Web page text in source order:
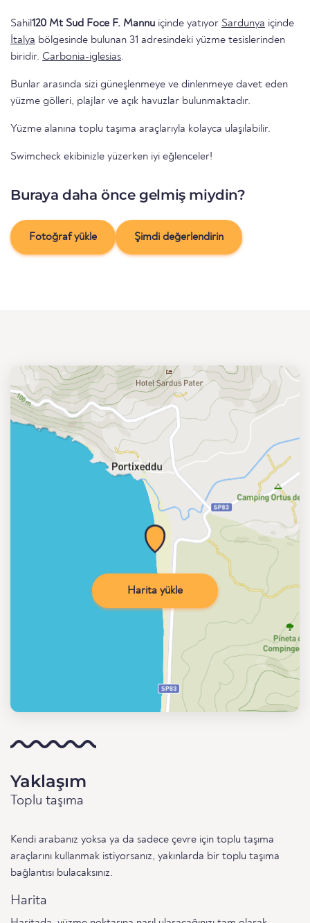
Sahil120 Mt Sud Foce F. Mannu içinde yatıyor Sardunya içinde
İtalya bölgesinde bulunan 31 adresindeki yüzme tesislerinden
biridir. Carbonia-iglesias.
Bunlar arasında sizi güneşlenmeye ve dinlenmeye davet eden
yüzme gölleri, plajlar ve açık havuzlar bulunmaktadır.
Yüzme alanına toplu taşıma araçlarıyla kolayca ulaşılabilir.
Swimcheck ekibinizle yüzerken iyi eğlenceler!
Buraya daha önce gelmiş miydin?
Fotoğraf yükle Şimdi değerlendirin
Harita yükle
Yaklaşım
Toplu taşıma
Kendi arabanız yoksa ya da sadece çevre için toplu taşıma
araçlarını kullanmak istiyorsanız, yakınlarda bir toplu taşıma
bağlantısı bulacaksınız.
Harita